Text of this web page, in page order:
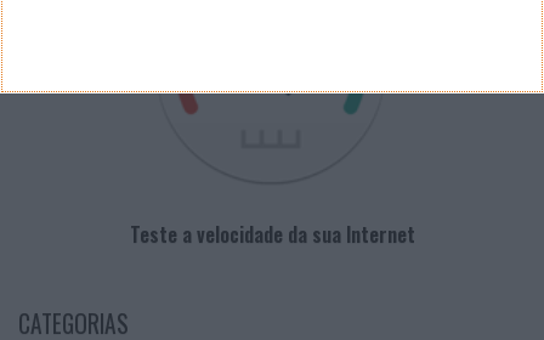
Teste a velocidade da sua Internet
CATEGORIAS